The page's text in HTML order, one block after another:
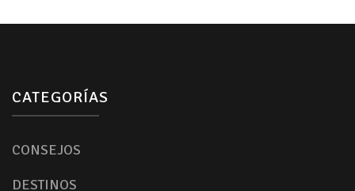
CATEGORÍAS
CONSEJOS
DESTINOS